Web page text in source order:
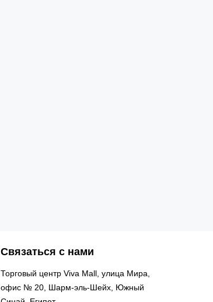
Связаться с нами
Торговый центр Viva Mall, улица Мира,
офис № 20, Шарм-эль-Шейх, Южный